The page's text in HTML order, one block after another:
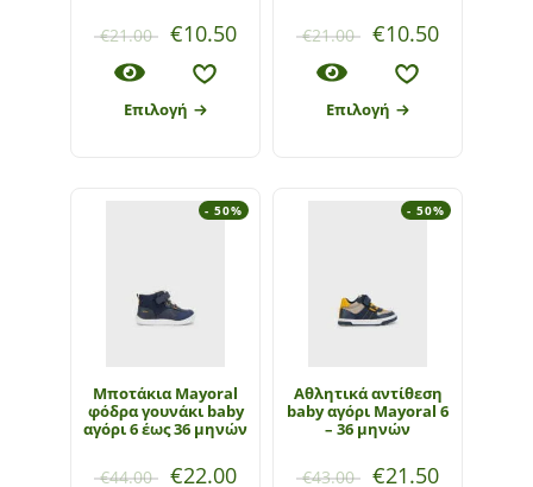
€21.00 €10.50
Επιλογή
€21.00 €10.50
Επιλογή
- 50%
Μποτάκια Mayoral
φόδρα γουνάκι baby
αγόρι 6 έως 36 μηνών
€44.00 €22.00
- 50%
Αθλητικά αντίθεση
baby αγόρι Mayoral 6
– 36 μηνών
€43.00 €21.50